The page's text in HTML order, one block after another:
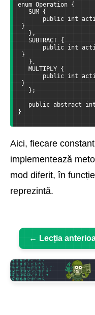
enum Operation {
SUM {
public int
}
},
SUBTRACT {
public int
}
},
MULTIPLY {
public int
}
};
public abstract
}
Aici, fiecare
implementează
mod diferit, în
reprezintă.
← Lecția